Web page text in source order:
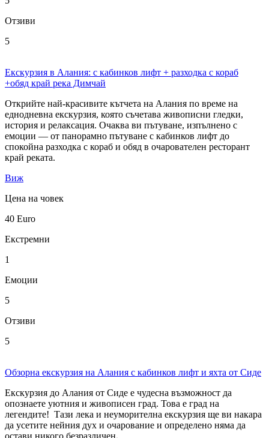
Отзиви
5
Екскурзия в Алания: с кабинков лифт + разходка с кораб
+обяд край река Димчай
Открийте най-красивите кътчета на Алания по време на
еднодневна екскурзия, която съчетава живописни гледки,
история и релаксация. Очаква ви пътуване, изпълнено с
емоции — от панорамно пътуване с кабинков лифт до
спокойна разходка с кораб и обяд в очарователен ресторант
край реката.
Виж
Цена на човек
40 Euro
Екстремни
1
Емоции
5
Отзиви
5
Обзорна екскурзия на Алания с кабинков лифт и яхта от Сиде
Екскурзия до Алания от Сиде е чудесна възможност да
опознаете уютния и живописен град. Това е град на
легендите! Тази лека и неуморителна екскурзия ще ви накара
да усетите нейния дух и очарование и определено няма да
остави никого безразличен.